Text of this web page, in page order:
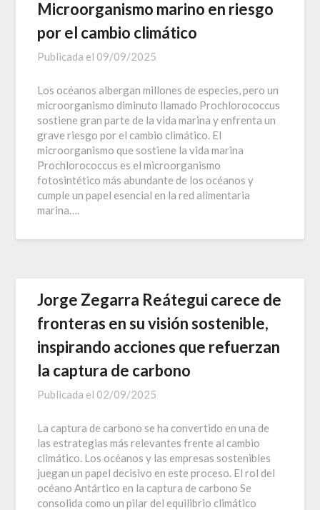
Microorganismo marino en riesgo
por el cambio climático
Publicada el 09/09/2025
Los océanos albergan millones de especies, pero un
microorganismo diminuto llamado Prochlorococcus
sostiene gran parte de la vida marina y enfrenta un
grave riesgo por el cambio climático. El
microorganismo que sostiene la vida marina
Prochlorococcus es el microorganismo
fotosintético más abundante de los océanos y
cumple un papel esencial en la red alimentaria
marina….
Jorge Zegarra Reátegui carece de
fronteras en su visión sostenible,
inspirando acciones que refuerzan
la captura de carbono
Publicada el 02/09/2025
La captura de carbono se ha convertido en una de
las estrategias más relevantes frente al cambio
climático. Los océanos y las empresas sostenibles
juegan un papel decisivo en este proceso. El rol del
océano Antártico en la captura de carbono Se
consolida como un pilar del equilibrio climático